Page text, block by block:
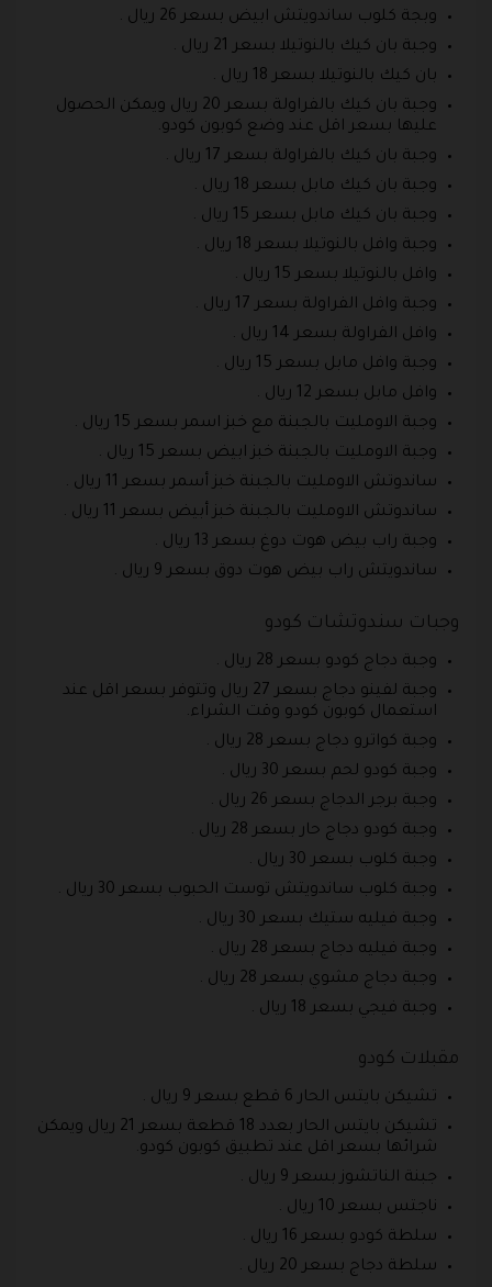
وبجة كلوب ساندويتش ابيض بسعر 26 ريال .
وجبة بان كيك بالنوتيلا بسعر 21 ريال .
بان كيك بالنوتيلا بسعر 18 ريال .
وجبة بان كيك بالفراولة بسعر 20 ريال ويمكن الحصول
عليها بسعر اقل عند وضع كوبون كودو.
وجبة بان كيك بالفراولة بسعر 17 ريال .
وجبة بان كيك مابل بسعر 18 ريال .
وجبة بان كيك مابل بسعر 15 ريال .
وجبة وافل بالنوتيلا بسعر 18 ريال .
وافل بالنوتيلا بسعر 15 ريال .
وجبة وافل الفراولة بسعر 17 ريال .
وافل الفراولة بسعر 14 ريال .
وجبة وافل مابل بسعر 15 ريال .
وافل مابل بسعر 12 ريال .
وجبة الاومليت بالجبنة مع خبز اسمر بسعر 15 ريال .
وجبة الاومليت بالجبنة خبز ابيض بسعر 15 ريال .
ساندوتش الاومليت بالجبنة خبز أسمر بسعر 11 ريال .
ساندوتش الاومليت بالجبنة خبز أبيض بسعر 11 ريال .
وجبة راب بيض هوت دوغ بسعر 13 ريال .
ساندويتش راب بيض هوت دوق بسعر 9 ريال .
وجبات سندوتشات كودو
وجبة دجاج كودو بسعر 28 ريال .
وجبة لفينو دجاج بسعر 27 ريال وتتوفر بسعر اقل عند
استعمال كوبون كودو وقت الشراء.
وجبة كواترو دجاج بسعر 28 ريال .
وجبة كودو لحم بسعر 30 ريال .
وجبة برجر الدجاج بسعر 26 ريال .
وجبة كودو دجاج حار بسعر 28 ريال .
وجبة كلوب بسعر 30 ريال .
وجبة كلوب ساندويتش توست الحبوب بسعر 30 ريال .
وجبة فيليه ستيك بسعر 30 ريال .
وجبة فيليه دجاج بسعر 28 ريال .
وجبة دجاج مشوي بسعر 28 ريال .
وجبة فيجي بسعر 18 ريال .
مقبلات كودو
تشيكن بايتس الحار 6 قطع بسعر 9 ريال .
تشيكن بايتس الحار بعدد 18 قطعة بسعر 21 ريال ويمكن
شرائها بسعر اقل عند تطبيق كوبون كودو.
جبنة الناتشوز بسعر 9 ريال .
ناجتس بسعر 10 ريال .
سلطة كودو بسعر 16 ريال .
سلطة دجاج بسعر 20 ريال .